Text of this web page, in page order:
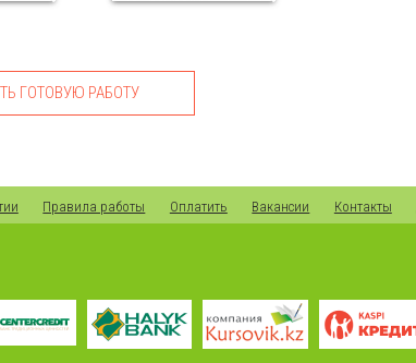
ГОТОВУЮ РАБОТУ
Правила работы Оплатить Вакансии Контакты